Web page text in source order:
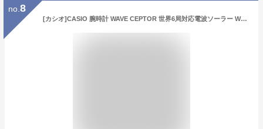
no. 8
[カシオ]CASIO 腕時計 WAVE CEPTOR 世界6局対応電波ソーラー WVA-M630L-9AJF メンズ ブラウン